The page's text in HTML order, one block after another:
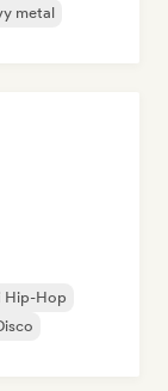
metal
Hip-Hop